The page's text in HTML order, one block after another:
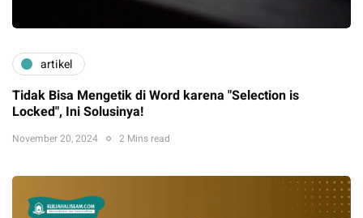
artikel
Tidak Bisa Mengetik di Word karena "Selection is
Locked", Ini Solusinya!
November 20, 2024 2 Mins read